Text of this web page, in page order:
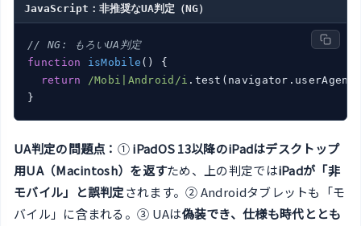
JavaScript：非推奨なUA判定（NG）
// NG: もろいUA判定
function
isMobile ( ) {
return
/Mobi|Android/i
}
UA判定の問題点： ①iPadOS 13以降のiPadはデスクトップ
用UA（Macintosh）を返すため、上の判定ではiPadが「非
モバイル」と誤判定されます。② Androidタブレットも「モ
バイル」に含まれる。③ UAは偽装でき、仕様も時代ととも